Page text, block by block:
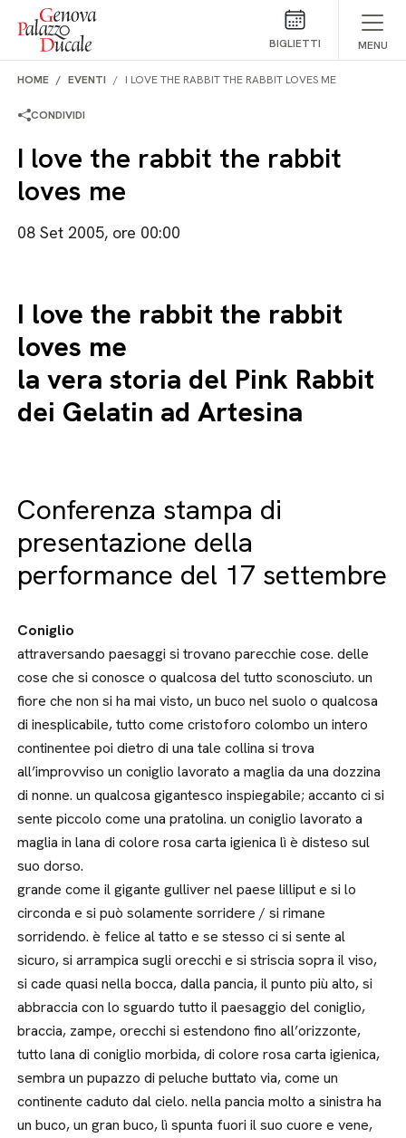
Salta al contenuto
BIGLIETTI MENU
HOME EVENTI I LOVE THE RABBIT THE RABBIT LOVES ME
CONDIVIDI
I love the rabbit the rabbit
loves me
08 Set 2005, ore 00:00
I love the rabbit the rabbit
loves me
la vera storia del Pink Rabbit
dei Gelatin ad Artesina
Conferenza stampa di
presentazione della
performance del 17 settembre
Coniglio
attraversando paesaggi si trovano parecchie cose. delle
cose che si conosce o qualcosa del tutto sconosciuto. un
fiore che non si ha mai visto, un buco nel suolo o qualcosa
di inesplicabile, tutto come cristoforo colombo un intero
continentee poi dietro di una tale collina si trova
all’improvviso un coniglio lavorato a maglia da una dozzina
di nonne. un qualcosa gigantesco inspiegabile; accanto ci si
sente piccolo come una pratolina. un coniglio lavorato a
maglia in lana di colore rosa carta igienica lì è disteso sul
suo dorso.
grande come il gigante gulliver nel paese lilliput e si lo
circonda e si può solamente sorridere / si rimane
sorridendo. è felice al tatto e se stesso ci si sente al
sicuro, si arrampica sugli orecchi e si striscia sopra il viso,
si cade quasi nella bocca, dalla pancia, il punto più alto, si
abbraccia con lo sguardo tutto il paesaggio del coniglio,
braccia, zampe, orecchi si estendono fino all’orizzonte,
tutto lana di coniglio morbida, di colore rosa carta igienica,
sembra un pupazzo di peluche buttato via, come un
continente caduto dal cielo. nella pancia molto a sinistra ha
un buco, un gran buco, lì spunta fuori il suo cuore e vene,